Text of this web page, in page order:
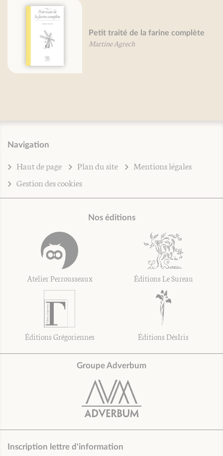
Petit traité de la farine complète
Martine Agrech
Navigation
Haut de page Plan du site
Mentions légales
Gestion des cookies
Nos éditions
Atelier Perrousseaux Éditions Le Sureau
Éditions Grégoriennes Éditions DésIris
Groupe Adverbum
Inscription lettre d'information